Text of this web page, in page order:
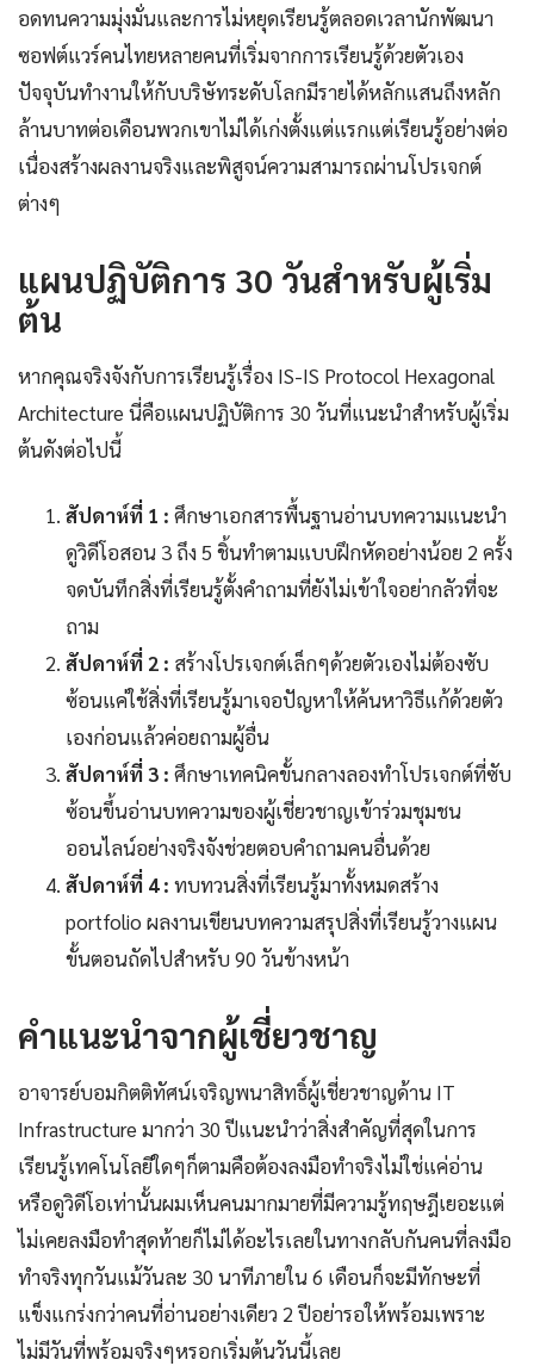
อดทนความมุ่งมั่นและการไม่หยุดเรียนรู้ตลอดเวลานักพัฒนา
ซอฟต์แวร์คนไทยหลายคนที่เริ่มจากการเรียนรู้ด้วยตัวเอง
ปัจจุบันทำงานให้กับบริษัทระดับโลกมีรายได้หลักแสนถึงหลัก
ล้านบาทต่อเดือนพวกเขาไม่ได้เก่งตั้งแต่แรกแต่เรียนรู้อย่างต่อ
เนื่องสร้างผลงานจริงและพิสูจน์ความสามารถผ่านโปรเจกต์
ต่างๆ
แผนปฏิบัติการ 30 วันสำหรับผู้เริ่ม
ต้น
หากคุณจริงจังกับการเรียนรู้เรื่อง IS-IS Protocol Hexagonal
Architecture นี่คือแผนปฏิบัติการ 30 วันที่แนะนำสำหรับผู้เริ่ม
ต้นดังต่อไปนี้
สัปดาห์ที่ 1 : ศึกษาเอกสารพื้นฐานอ่านบทความแนะนำ
ดูวิดีโอสอน 3 ถึง 5 ชิ้นทำตามแบบฝึกหัดอย่างน้อย 2 ครั้ง
จดบันทึกสิ่งที่เรียนรู้ตั้งคำถามที่ยังไม่เข้าใจอย่ากลัวที่จะ
ถาม
สัปดาห์ที่ 2 : สร้างโปรเจกต์เล็กๆด้วยตัวเองไม่ต้องซับ
ซ้อนแค่ใช้สิ่งที่เรียนรู้มาเจอปัญหาให้ค้นหาวิธีแก้ด้วยตัว
เองก่อนแล้วค่อยถามผู้อื่น
สัปดาห์ที่ 3 : ศึกษาเทคนิคขั้นกลางลองทำโปรเจกต์ที่ซับ
ซ้อนขึ้นอ่านบทความของผู้เชี่ยวชาญเข้าร่วมชุมชน
ออนไลน์อย่างจริงจังช่วยตอบคำถามคนอื่นด้วย
สัปดาห์ที่ 4 : ทบทวนสิ่งที่เรียนรู้มาทั้งหมดสร้าง
portfolio ผลงานเขียนบทความสรุปสิ่งที่เรียนรู้วางแผน
ขั้นตอนถัดไปสำหรับ 90 วันข้างหน้า
คำแนะนำจากผู้เชี่ยวชาญ
อาจารย์บอมกิตติทัศน์เจริญพนาสิทธิ์ผู้เชี่ยวชาญด้าน IT
Infrastructure มากว่า 30 ปีแนะนำว่าสิ่งสำคัญที่สุดในการ
เรียนรู้เทคโนโลยีใดๆก็ตามคือต้องลงมือทำจริงไม่ใช่แค่อ่าน
หรือดูวิดีโอเท่านั้นผมเห็นคนมากมายที่มีความรู้ทฤษฎีเยอะแต่
ไม่เคยลงมือทำสุดท้ายก็ไม่ได้อะไรเลยในทางกลับกันคนที่ลงมือ
ทำจริงทุกวันแม้วันละ 30 นาทีภายใน 6 เดือนก็จะมีทักษะที่
แข็งแกร่งกว่าคนที่อ่านอย่างเดียว 2 ปีอย่ารอให้พร้อมเพราะ
ไม่มีวันที่พร้อมจริงๆหรอกเริ่มต้นวันนี้เลย